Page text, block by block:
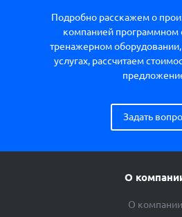
Подробно расскажем о
компанией программном
тренажерном
услугах, рассчитаем
Задать
О
О компании